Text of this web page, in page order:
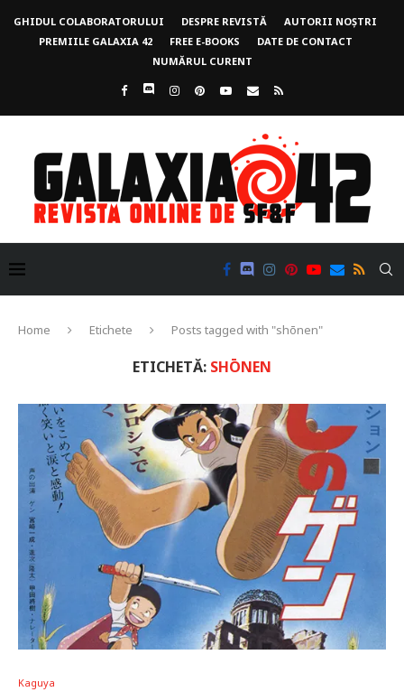
GHIDUL COLABORATORULUI DESPRE REVISTĂ
AUTORII NOȘTRI
PREMIILE GALAXIA 42
FREE E-BOOKS
DATE DE CONTACT
NUMĂRUL CURENT
Home Etichete Posts tagged with "shōnen"
ETICHETĂ: SHŌNEN
Kaguya